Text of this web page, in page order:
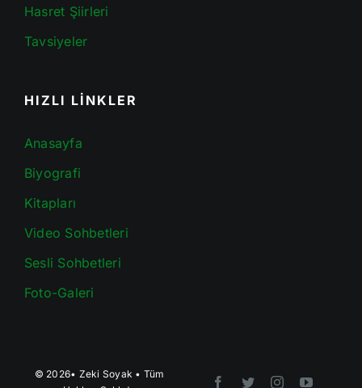
Hasret Şiirleri
Tavsiyeler
HIZLI LİNKLER
Anasayfa
Biyografi
Kitapları
Video Sohbetleri
Sesli Sohbetleri
Foto-Galeri
© 2026• Zeki Soyak • Tüm